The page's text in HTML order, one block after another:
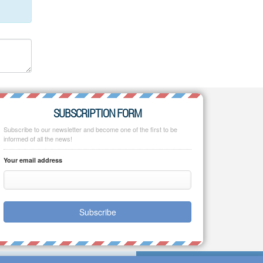
SUBSCRIPTION FORM
Subscribe to our newsletter and become one of the first to be
informed of all the news!
Your email address
Subscribe